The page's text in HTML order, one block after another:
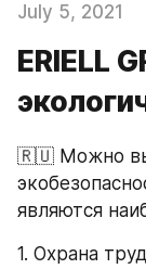
July 5, 2021
ERIELL
🇷🇺 Можно
являются
1. Охрана